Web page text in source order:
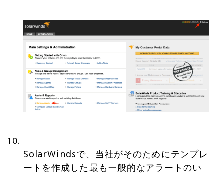
SolarWindsで、当社がそのためにテンプレ
ートを作成した最も一般的なアラートのい